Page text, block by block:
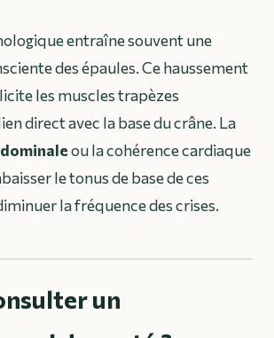
entraîne souvent une
des épaules. Ce haussement
les muscles trapèzes
direct avec la base du crâne. La
ou la cohérence cardiaque
le tonus de base de ces
la fréquence des crises.
un